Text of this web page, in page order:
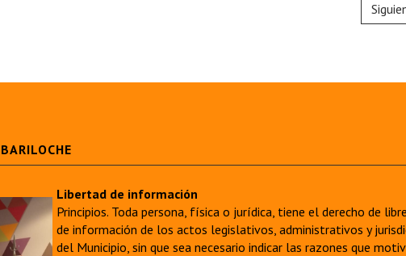
Libertad de información
Principios. Toda persona, física o jurídica, tiene el derecho de
de información de los actos legislativos, administrativos y
del Municipio, sin que sea necesario indicar las razones que